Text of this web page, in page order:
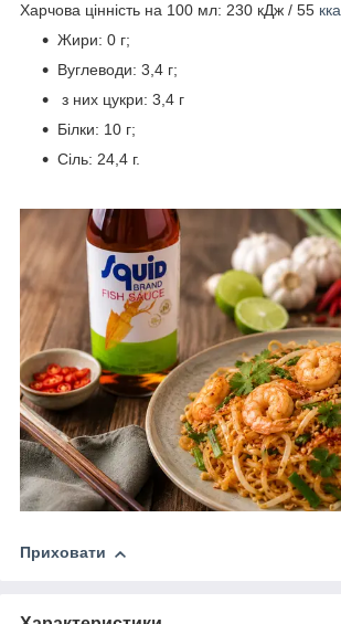
Харчова цінність на 100 мл: 230 кДж / 55 кка
Жири: 0 г;
Вуглеводи: 3,4 г;
з них цукри: 3,4 г
Білки: 10 г;
Сіль: 24,4 г.
Приховати